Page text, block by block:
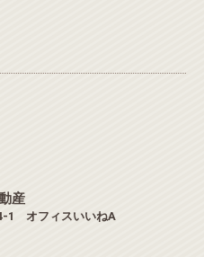
産
1 オフィスいいねA